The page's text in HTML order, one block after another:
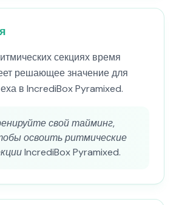
секциях время
решающее значение для
в IncrediBox Pyramixed.
свой тайминг,
освоить ритмические
IncrediBox Pyramixed.